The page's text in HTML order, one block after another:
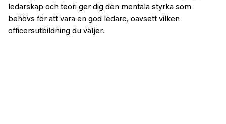
ledarskap och teori ger dig den mentala styrka som
behövs för att vara en god ledare, oavsett vilken
officersutbildning du väljer.